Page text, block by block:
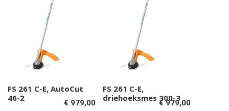
Toevoegen aan
winkelwagen
FS 261 C-E, AutoCut
46-2
€ 979,00
Toevoegen aan
winkelwagen
FS 261 C-E,
driehoeksmes 300-3
€979,00